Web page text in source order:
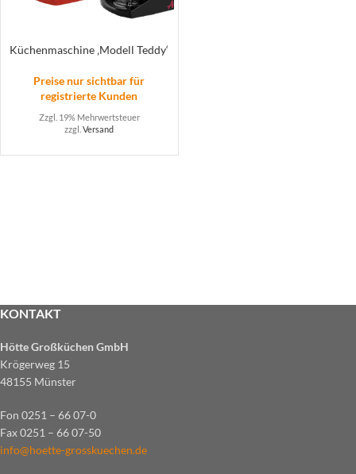
Küchenmaschine ‚Modell Teddy‘
Preise nur sichtbar für
registrierte Kunden
Zzgl. 19% Mehrwertsteuer
zzgl.Versand
KONTAKT
Hötte Großküchen GmbH
Krögerweg 15
48155 Münster
Fon 0251 – 66 07-0
Fax 0251 – 66 07-50
info@hoette-grosskuechen.de